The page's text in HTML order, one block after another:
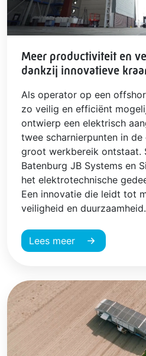
Meer productiviteit en
dankzij innovatieve
Als operator op een
zo veilig en efficiënt
ontwierp een elektrisch
twee scharnierpunten in
groot werkbereik ontstaat.
Batenburg JB Systems en
het elektrotechnische
Een innovatie die leidt tot
veiligheid en duurzaamheid.
Lees meer